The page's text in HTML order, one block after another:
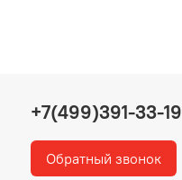
+7(499)391-33-19
Обратный звонок